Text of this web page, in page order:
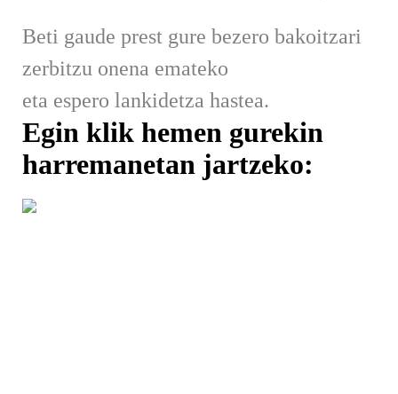
Beti gaude prest gure bezero bakoitzari
zerbitzu onena emateko
eta espero lankidetza hastea.
Egin klik hemen gurekin
harremanetan jartzeko: